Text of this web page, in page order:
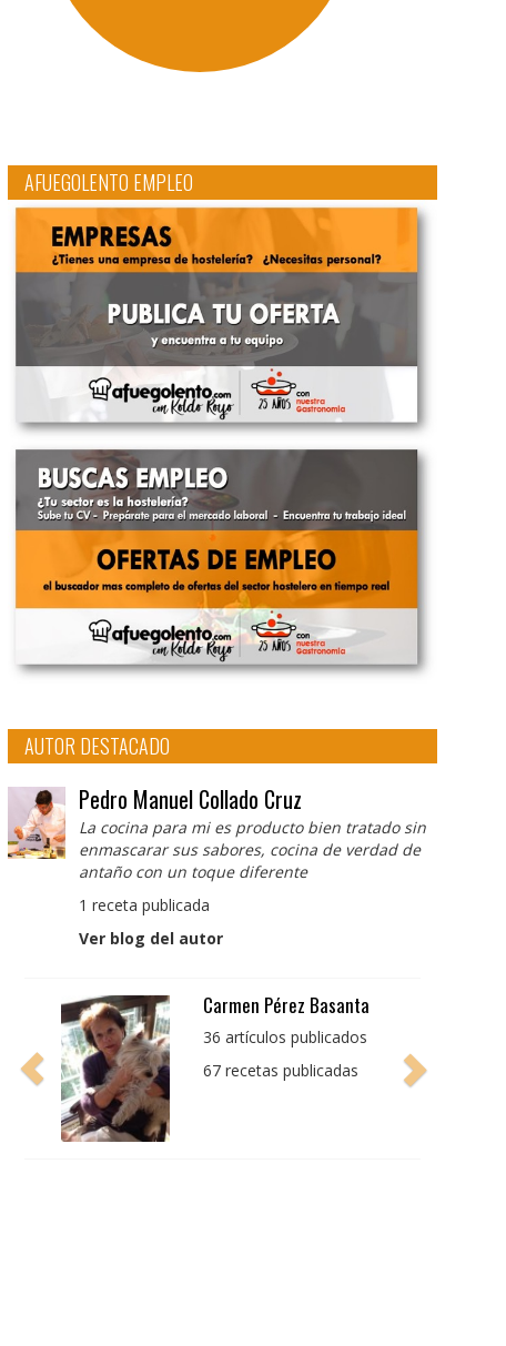
AFUEGOLENTO EMPLEO
AUTOR DESTACADO
Pedro Manuel Collado Cruz
La cocina para mi es producto bien tratado sin
enmascarar sus sabores, cocina de verdad de
antaño con un toque diferente
1 receta publicada
Ver blog del autor
Pedro Manuel Collado
Cruz
producto bien tratado